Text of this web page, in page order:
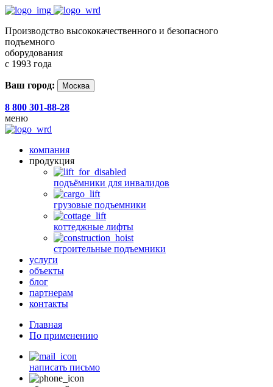
Производство высококачественного и безопасного
подъемного
оборудования
с 1993 года
Ваш город: Москва
8 800 301-88-28
меню
компания
продукция
подъёмники для инвалидов
грузовые подъемники
коттеджные лифты
строительные подъемники
услуги
объекты
блог
партнерам
контакты
Главная
По применению
написать письмо